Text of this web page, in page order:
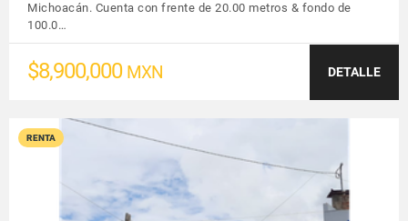
Michoacán. Cuenta con frente de 20.00 metros & fondo de
100.0…
$8,900,000 MXN DETALLE
RENTA